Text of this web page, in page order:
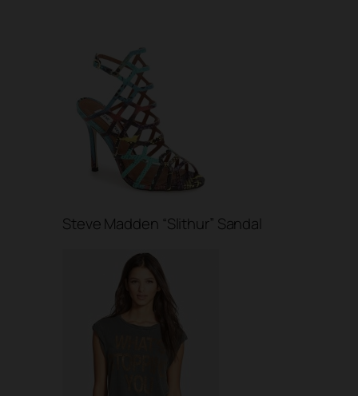
Steve Madden “Slithur” Sandal